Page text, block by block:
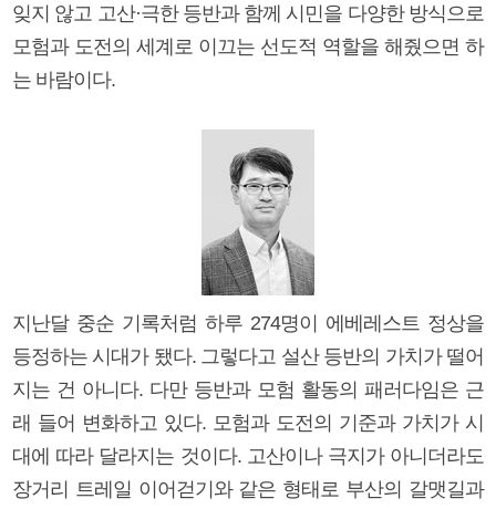
잊지 않고 고산·극한 등반과 함께 시민을 다양한 방식으로
모험과 도전의 세계로 이끄는 선도적 역할을 해줬으면 하
는 바람이다.
지난달 중순 기록처럼 하루 274명이 에베레스트 정상을
등정하는 시대가 됐다. 그렇다고 설산 등반의 가치가 떨어
지는 건 아니다. 다만 등반과 모험 활동의 패러다임은 근
래 들어 변화하고 있다. 모험과 도전의 기준과 가치가 시
대에 따라 달라지는 것이다. 고산이나 극지가 아니더라도
장거리 트레일 이어걷기와 같은 형태로 부산의 갈맷길과